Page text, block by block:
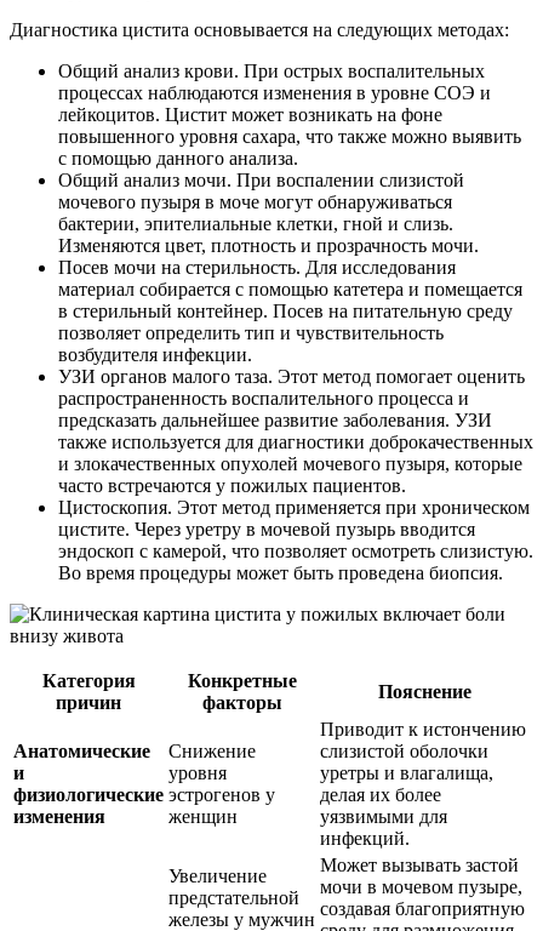
Диагностика цистита основывается на следующих методах:
Общий анализ крови. При острых воспалительных
процессах наблюдаются изменения в уровне СОЭ и
лейкоцитов. Цистит может возникать на фоне
повышенного уровня сахара, что также можно выявить
с помощью данного анализа.
Общий анализ мочи. При воспалении слизистой
мочевого пузыря в моче могут обнаруживаться
бактерии, эпителиальные клетки, гной и слизь.
Изменяются цвет, плотность и прозрачность мочи.
Посев мочи на стерильность. Для исследования
материал собирается с помощью катетера и помещается
в стерильный контейнер. Посев на питательную среду
позволяет определить тип и чувствительность
возбудителя инфекции.
УЗИ органов малого таза. Этот метод помогает оценить
распространенность воспалительного процесса и
предсказать дальнейшее развитие заболевания. УЗИ
также используется для диагностики доброкачественных
и злокачественных опухолей мочевого пузыря, которые
часто встречаются у пожилых пациентов.
Цистоскопия. Этот метод применяется при хроническом
цистите. Через уретру в мочевой пузырь вводится
эндоскоп с камерой, что позволяет осмотреть слизистую.
Во время процедуры может быть проведена биопсия.
Категория
причин
Конкретные
факторы
Пояснение
Анатомические
и
физиологические
изменения
Снижение
уровня
эстрогенов у
женщин
Приводит к истончению
слизистой оболочки
уретры и влагалища,
делая их более
уязвимыми для
инфекций.
Увеличение
предстательной
железы у мужчин
Может вызывать застой
мочи в мочевом пузыре,
создавая благоприятную